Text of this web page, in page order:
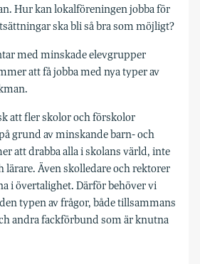
Hur kan lokalföreningen jobba för
ska bli så bra som möjligt?
med minskade elevgrupper
att få jobba med nya typer av
att fler skolor och förskolor
grund av minskande barn- och
att drabba alla i skolans värld, inte
lärare. Även skolledare och rektorer
i övertalighet. Därför behöver vi
typen av frågor, både tillsammans
andra fackförbund som är knutna